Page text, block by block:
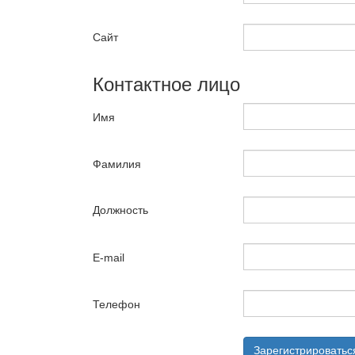
Сайт
Контактное лицо
Имя
Фамилия
Должность
E-mail
Телефон